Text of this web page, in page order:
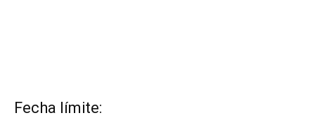
Fecha límite: